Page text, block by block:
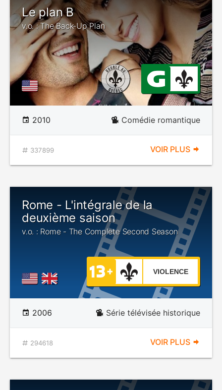
Le plan B
v.o. : The Back-Up Plan
2010 Comédie romantique
337899 VOIR PLUS
Rome - L'intégrale de la
deuxième saison
v.o. : Rome - The Complete Second Season
VIOLENCE
2006 Série télévisée historique
294618 VOIR PLUS